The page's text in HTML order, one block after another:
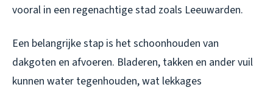
vooral in een regenachtige stad zoals Leeuwarden.
Een belangrijke stap is het schoonhouden van
dakgoten en afvoeren. Bladeren, takken en ander vuil
kunnen water tegenhouden, wat lekkages